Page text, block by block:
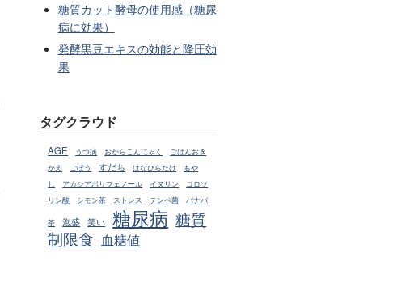
糖質カット酵母の使用感（糖尿
病に効果）
発酵黒豆エキスの効能と降圧効
果
タグクラウド
AGE うつ病 おからこんにゃく
ごはんおき
かえ
ごぼう すだち はなびらたけ
もや
し
アカシアポリフェノール イヌリン
コロソ
リン酸
シモン茶 ストレス テンペ菌 バナバ
茶 泡盛 笑い 糖尿病 糖質
制限食 血糖値